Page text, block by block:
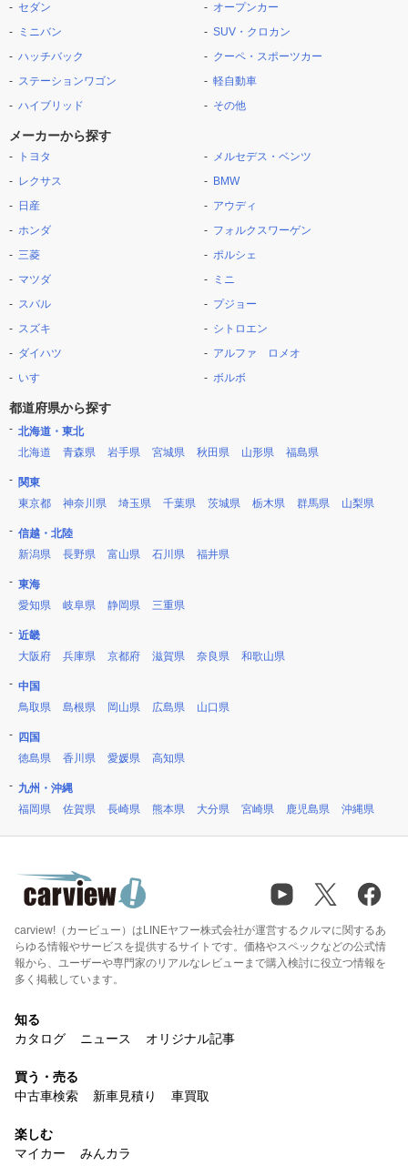
セダン
ミニバン
ハッチバック
ステーションワゴン
ハイブリッド
オープンカー
SUV・クロカン
クーペ・スポーツカー
軽自動車
その他
メーカーから探す
トヨタ
レクサス
日産
ホンダ
三菱
マツダ
スバル
スズキ
ダイハツ
いすゞ
メルセデス・ベンツ
BMW
アウディ
フォルクスワーゲン
ポルシェ
ミニ
プジョー
シトロエン
アルファ ロメオ
ボルボ
都道府県から探す
北海道・東北
北海道
青森県 岩手県 宮城県 秋田県 山形県 福島県
関東
東京都
神奈川県 埼玉県 千葉県 茨城県 栃木県 群馬県 山梨県
信越・北陸
新潟県
長野県 富山県 石川県 福井県
東海
愛知県
岐阜県 静岡県 三重県
近畿
大阪府
兵庫県 京都府 滋賀県 奈良県 和歌山県
中国
鳥取県
島根県 岡山県 広島県 山口県
四国
徳島県
香川県 愛媛県 高知県
九州・沖縄
福岡県
佐賀県 長崎県 熊本県 大分県 宮崎県 鹿児島県 沖縄県
carview!（カービュー）はLINEヤフー株式会社が運営するクルマに関するあ
らゆる情報やサービスを提供するサイトです。価格やスペックなどの公式情
報から、ユーザーや専門家のリアルなレビューまで購入検討に役立つ情報を
多く掲載しています。
知る
カタログ
ニュース オリジナル記事
買う・売る
中古車検索
新車見積り 車買取
楽しむ
マイカー
みんカラ